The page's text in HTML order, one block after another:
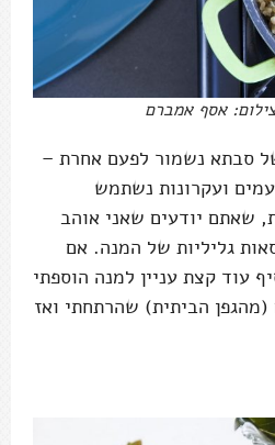
אסף אמברם
סבתא נשמור לפעם אחרת –
ועקרונות נשתמש
שאתם יודעים שאני אוהב
גליליות של המנה. אם
עוד קצת עניין למנה הוספתי
(מהגפן הביתית) שהרתחתי ואז